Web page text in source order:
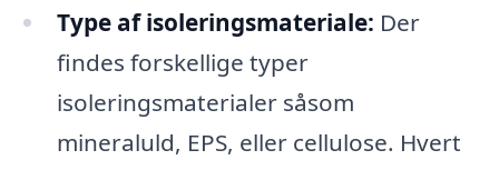
Type af isoleringsmateriale: Der
findes forskellige typer
isoleringsmaterialer såsom
mineraluld, EPS, eller cellulose. Hvert